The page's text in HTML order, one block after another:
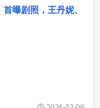
曝剧照，王丹妮、